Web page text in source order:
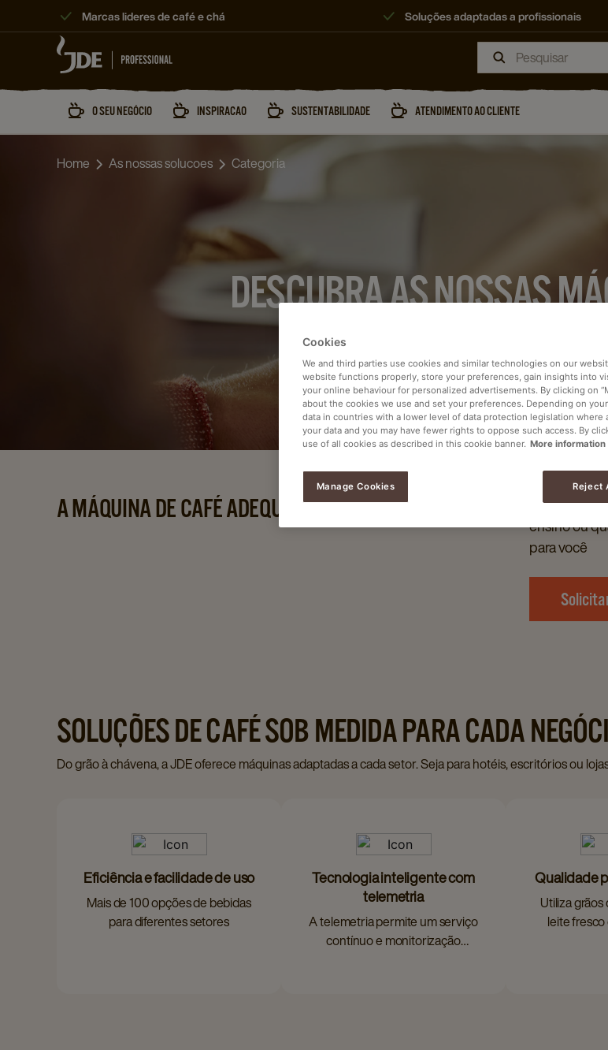
to
Marcas lideres de café e chá Soluções adaptadas a profissionais
O SEU NEGÓCIO INSPIRACAO SUSTENTABILIDADE ATENDIMENTO AO CLIENTE
Home As nossas solucoes Categoria
DESCUBRA AS NOSSAS
A MÁQUINA DE CAFÉ ADEQUADA PARA O SEU AMBIENTE
Quer você
ensino ou
para você
SOLUÇÕES DE CAFÉ SOB MEDIDA PARA CADA
Do grão à chávena, a JDE oferece máquinas adaptadas a cada setor. Seja para hotéis, escritórios ou
Eficiência e facilidade de uso
Mais de 100 opções de bebidas
para diferentes setores
Tecnologia inteligente com
telemetria
A telemetria permite um serviço
contínuo e monitorização
Qualidade
Utiliza grãos
leite
Cookies
We and third parties use cookies and similar technologies on our
website functions properly, store your preferences, gain insights into
your online behaviour for personalized advertisements. By clicking on
about the cookies we use and set your preferences. Depending on
data in countries with a lower level of data protection legislation where
your data and you may have fewer rights to oppose such access. By
use of all cookies as described in this cookie banner. More
Manage Cookies Reject